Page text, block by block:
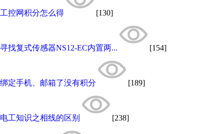
工控网积分怎么得 [130]
寻找复式传感器NS12-EC内置两... [154]
绑定手机、邮箱了没有积分 [189]
电工知识之相线的区别 [238]